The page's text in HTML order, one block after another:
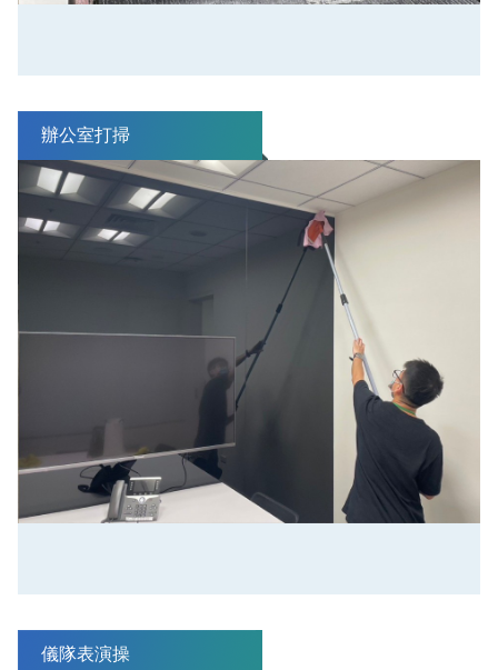
辦公室打掃
儀隊表演操